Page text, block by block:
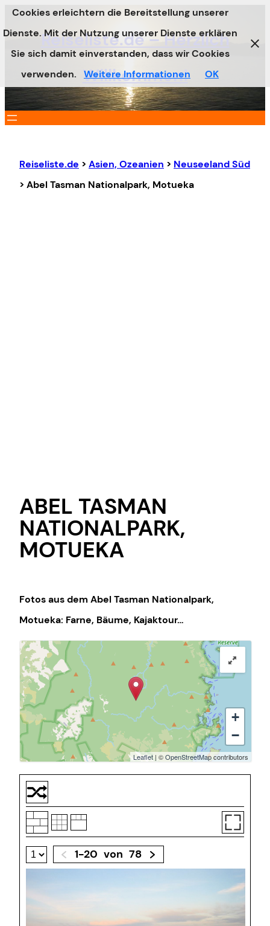
Zum
Inhalt
springen
Reiseliste.de – Herzlich
Willkommen!
Reiseliste.de > Asien, Ozeanien > Neuseeland Süd
> Abel Tasman Nationalpark, Motueka
ABEL TASMAN
NATIONALPARK,
MOTUEKA
Fotos aus dem Abel Tasman Nationalpark,
Motueka: Farne, Bäume, Kajaktour…
+
−
Leaflet | ©OpenStreetMapcontributors
1-20 von 78
Cookies erleichtern die Bereitstellung unserer
Dienste. Mit der Nutzung unserer Dienste erklären
Sie sich damit einverstanden, dass wir Cookies
verwenden.
Weitere Informationen OK